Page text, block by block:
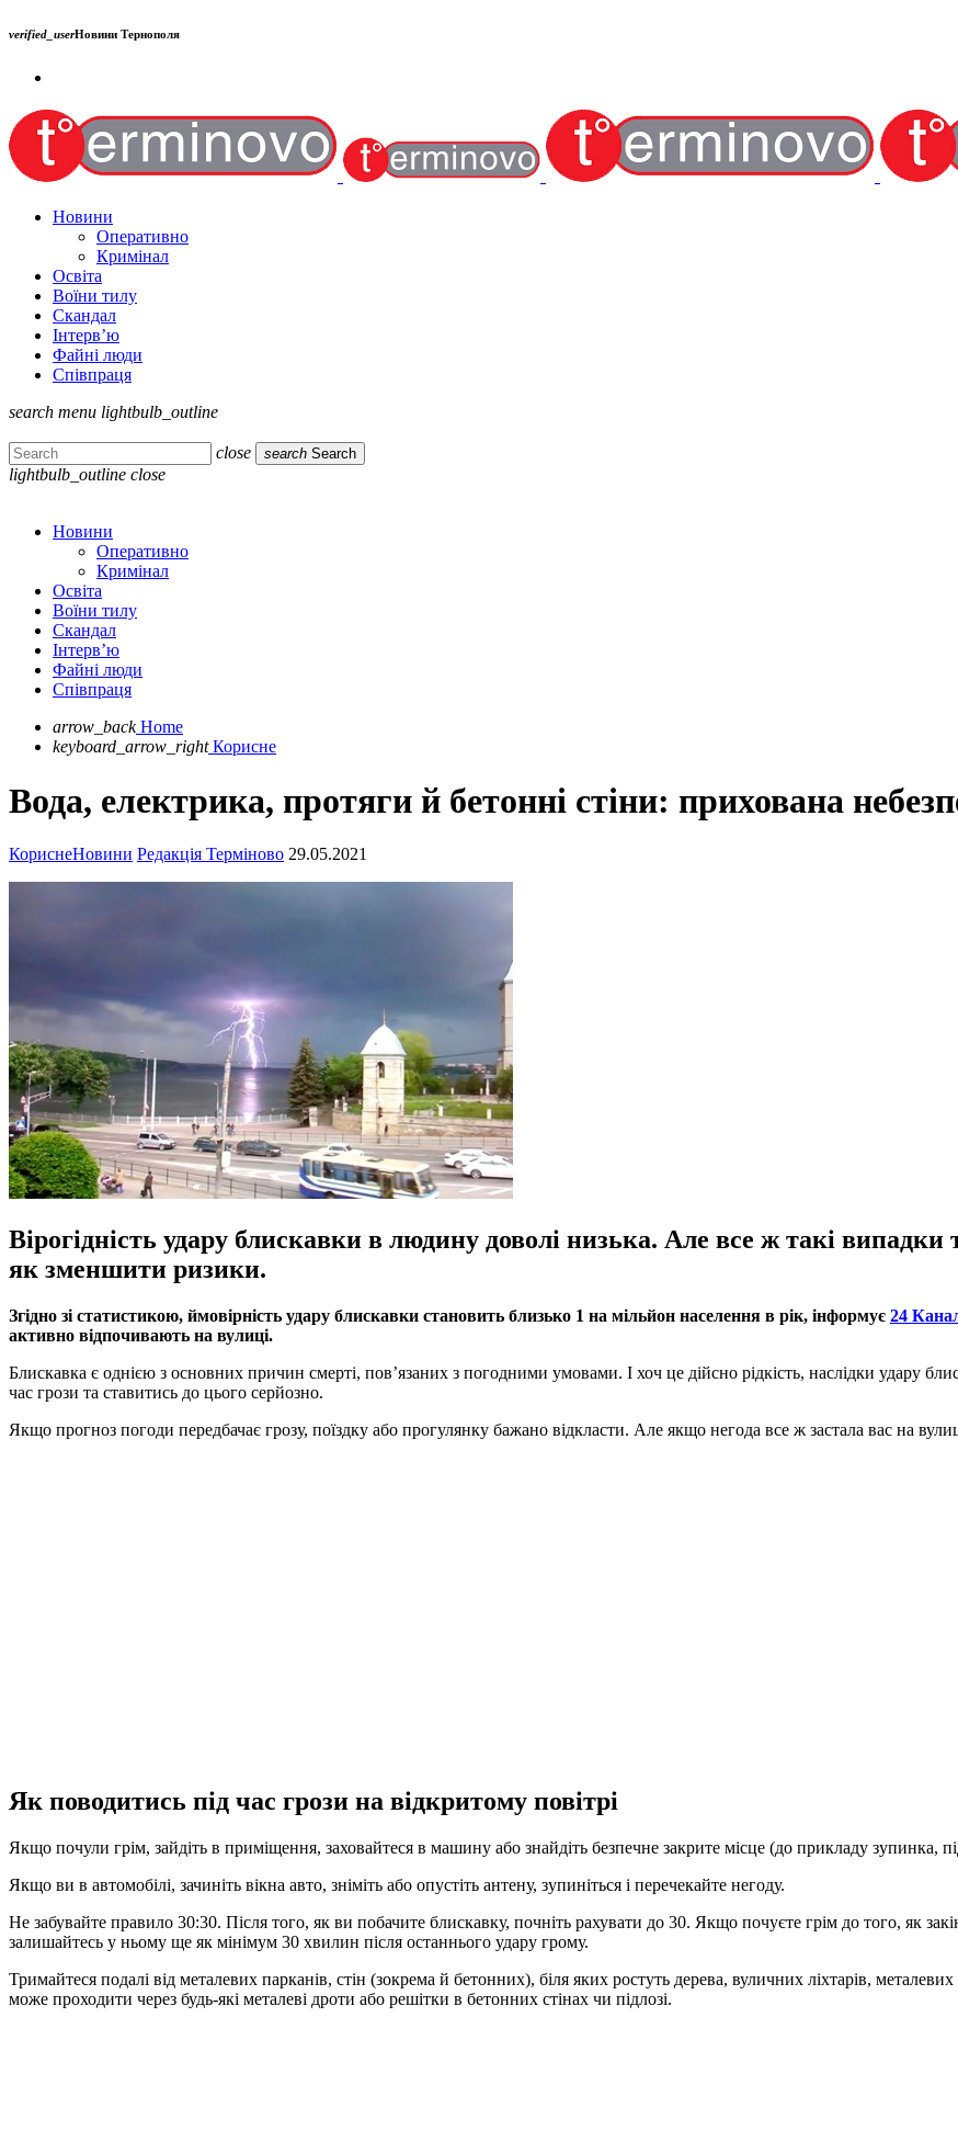
verified_userНовини Тернополя
Новини
Оперативно
Кримінал
Освіта
Воїни тилу
Скандал
Інтерв’ю
Файні люди
Співпраця
search menu lightbulb_outline
close search Search
lightbulb_outline close
Новини
Оперативно
Кримінал
Освіта
Воїни тилу
Скандал
Інтерв’ю
Файні люди
Співпраця
arrow_back Home
keyboard_arrow_right Корисне
Вода, електрика, протяги й бетонні стіни: прихована
КориснеНовини Редакція Терміново 29.05.2021
Вірогідність удару блискавки в людину доволі низька. Але все ж такі
як зменшити ризики.
Згідно зі статистикою, ймовірність удару блискавки становить близько 1 на мільйон населення в рік, інформує 24
активно відпочивають на вулиці.
Блискавка є однією з основних причин смерті, пов’язаних з погодними умовами. І хоч це дійсно рідкість, наслідки удару
час грози та ставитись до цього серйозно.
Якщо прогноз погоди передбачає грозу, поїздку або прогулянку бажано відкласти. Але якщо негода все ж застала вас на
Як поводитись під час грози на відкритому повітрі
Якщо почули грім, зайдіть в приміщення, заховайтеся в машину або знайдіть безпечне закрите місце (до прикладу зупинка,
Якщо ви в автомобілі, зачиніть вікна авто, зніміть або опустіть антену, зупиніться і перечекайте негоду.
Не забувайте правило 30:30. Після того, як ви побачите блискавку, почніть рахувати до 30. Якщо почуєте грім до того, як
залишайтесь у ньому ще як мінімум 30 хвилин після останнього удару грому.
Тримайтеся подалі від металевих парканів, стін (зокрема й бетонних), біля яких ростуть дерева, вуличних ліхтарів,
може проходити через будь-які металеві дроти або решітки в бетонних стінах чи підлозі.